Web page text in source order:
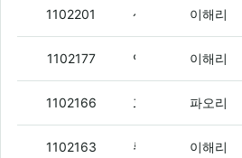
1102201 이해리
1102177 이해리
1102166 파오리
1102163 (1)
이해리